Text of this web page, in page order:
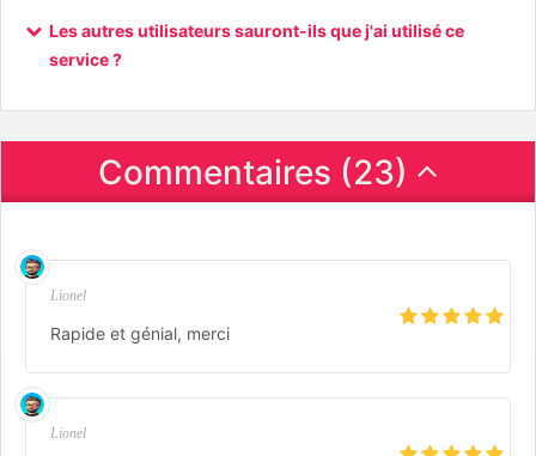
Les autres utilisateurs sauront-ils que j'ai utilisé ce
service ?
Commentaires (23)
Lionel
Rapide et génial, merci
Lionel